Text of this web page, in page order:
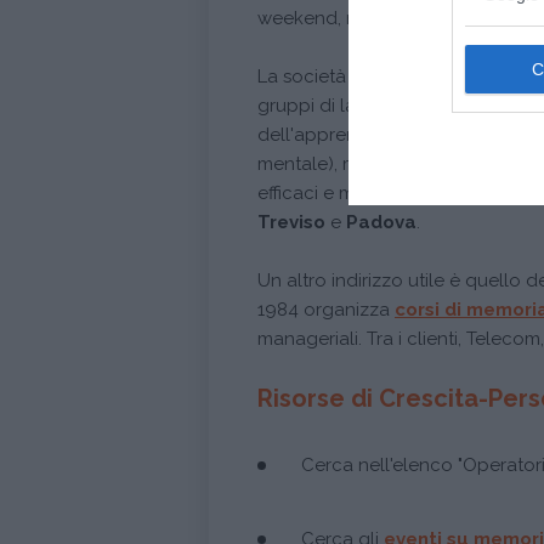
weekend, nelle giornate di
La società corsi
gruppi di lavoro. Nel
dell'apprendimento
mentale), metodi di
efficaci e memorizzare testi,
Treviso e Padova.
Un altro indirizzo utile è quello
1984 organizza corsi di
manageriali. Tra i clienti,
Risorse di Crescita-
Cerca nell'elenco
Cerca gli eventi su